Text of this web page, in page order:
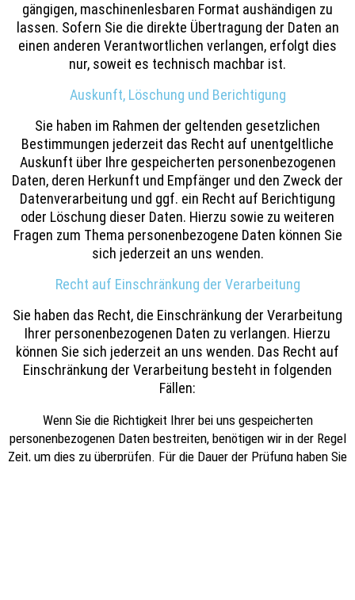
gängigen, maschinenlesbaren Format aushändigen zu
lassen. Sofern Sie die direkte Übertragung der Daten an
einen anderen Verantwortlichen verlangen, erfolgt dies
nur, soweit es technisch machbar ist.
Auskunft, Löschung und Berichtigung
Sie haben im Rahmen der geltenden gesetzlichen
Bestimmungen jederzeit das Recht auf unentgeltliche
Auskunft über Ihre gespeicherten personenbezogenen
Daten, deren Herkunft und Empfänger und den Zweck der
Datenverarbeitung und ggf. ein Recht auf Berichtigung
oder Löschung dieser Daten. Hierzu sowie zu weiteren
Fragen zum Thema personenbezogene Daten können Sie
sich jederzeit an uns wenden.
Recht auf Einschränkung der Verarbeitung
Sie haben das Recht, die Einschränkung der Verarbeitung
Ihrer personenbezogenen Daten zu verlangen. Hierzu
können Sie sich jederzeit an uns wenden. Das Recht auf
Einschränkung der Verarbeitung besteht in folgenden
Fällen:
Wenn Sie die Richtigkeit Ihrer bei uns gespeicherten
personenbezogenen Daten bestreiten, benötigen wir in der Regel
Zeit, um dies zu überprüfen. Für die Dauer der Prüfung haben Sie